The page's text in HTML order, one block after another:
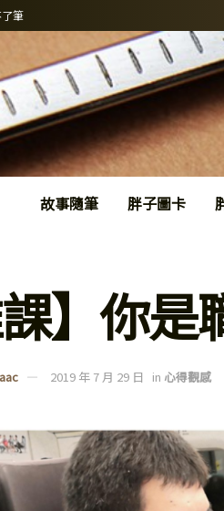
筆
故事隨筆 胖子圖卡
課】你
2019 年 7 月 29 日 in 心得觀感